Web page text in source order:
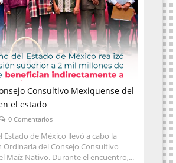
Consultivo Mexiquense del
el estado
0 Comentarios
Estado de México llevó a cabo la
Ordinaria del Consejo Consultivo
Maíz Nativo. Durante el encuentro,...